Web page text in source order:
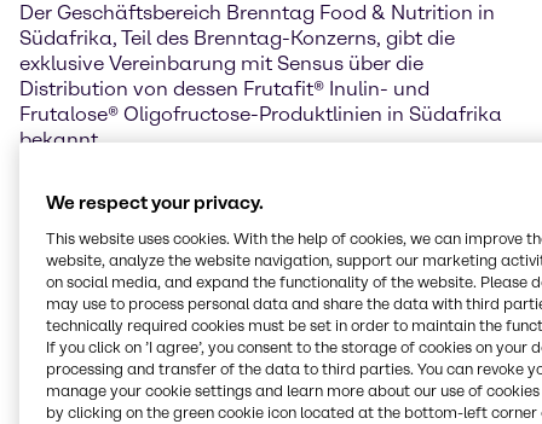
Der Geschäftsbereich Brenntag Food & Nutrition in
Südafrika, Teil des Brenntag-Konzerns, gibt die
exklusive Vereinbarung mit Sensus über die
Distribution von dessen Frutafit® Inulin- und
Frutalose® Oligofructose-Produktlinien in Südafrika
bekannt.
natürliche, lösliche Ballaststoffe, die aus
Chicoréewurzeln gewonnen werden. Sie können als
Zucker- und Fettersatz mit positiven Auswirkungen
auf Geschmack und Textur in einer Vielzahl von
Lebensmittel- und Getränkeanwendungen eingesetzt
werden. Diese Inhaltsstoffe haben einen deutlichen,
wissenschaftlich nachgewiesenen gesundheitlichen
Nutzen.
We respect your privacy.
This website uses cookies. With the help of cookies, we can improve
website, analyze the website navigation, support our marketing
on social media, and expand the functionality of the website. Please
may use to process personal data and share the data with third
technically required cookies must be set in order to maintain the
If you click on ’I agree’, you consent to the storage of cookies on your
processing and transfer of the data to third parties. You can revoke
manage your cookie settings and learn more about our use of cookies
by clicking on the green cookie icon located at the bottom-left corner